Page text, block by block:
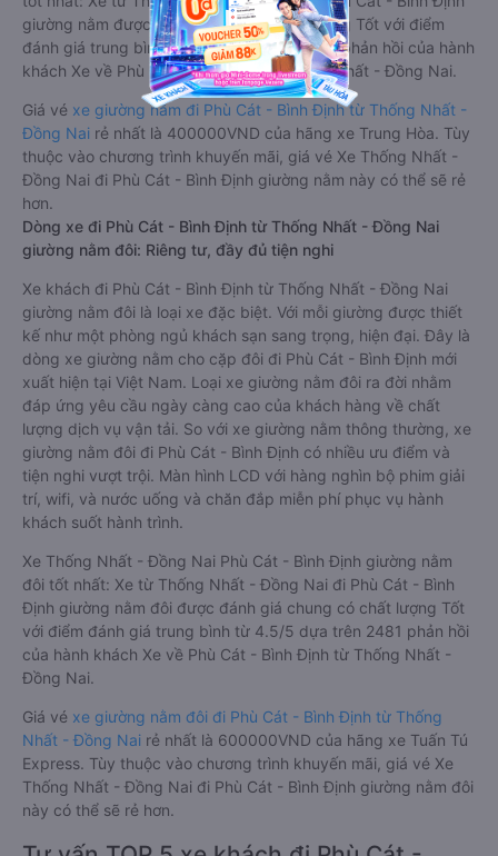
giường nằm được đánh giá chung chất lượng Tốt với điểm
đánh giá trung bình từ 4.0/5 dựa trên 1920 phản hồi của hành
khách Xe về Phù Cát - Bình Định từ Thống Nhất - Đồng Nai.
Giá vé xe giường nằm đi Phù Cát - Bình Định từ Thống Nhất -
Đồng Nai rẻ nhất là 400000VND của hãng xe Trung Hòa. Tùy
thuộc vào chương trình khuyến mãi, giá vé Xe Thống Nhất -
Đồng Nai đi Phù Cát - Bình Định giường nằm này có thể sẽ rẻ
hơn.
Dòng xe đi Phù Cát - Bình Định từ Thống Nhất - Đồng Nai
giường nằm đôi: Riêng tư, đầy đủ tiện nghi
Xe khách đi Phù Cát - Bình Định từ Thống Nhất - Đồng Nai
giường nằm đôi là loại xe đặc biệt. Với mỗi giường được thiết
kế như một phòng ngủ khách sạn sang trọng, hiện đại. Đây là
dòng xe giường nằm cho cặp đôi đi Phù Cát - Bình Định mới
xuất hiện tại Việt Nam. Loại xe giường nằm đôi ra đời nhằm
đáp ứng yêu cầu ngày càng cao của khách hàng về chất
lượng dịch vụ vận tải. So với xe giường nằm thông thường, xe
giường nằm đôi đi Phù Cát - Bình Định có nhiều ưu điểm và
tiện nghi vượt trội. Màn hình LCD với hàng nghìn bộ phim giải
trí, wifi, và nước uống và chăn đắp miễn phí phục vụ hành
khách suốt hành trình.
Xe Thống Nhất - Đồng Nai Phù Cát - Bình Định giường nằm
đôi tốt nhất: Xe từ Thống Nhất - Đồng Nai đi Phù Cát - Bình
Định giường nằm đôi được đánh giá chung có chất lượng Tốt
với điểm đánh giá trung bình từ 4.5/5 dựa trên 2481 phản hồi
của hành khách Xe về Phù Cát - Bình Định từ Thống Nhất -
Đồng Nai.
Giá vé xe giường nằm đôi đi Phù Cát - Bình Định từ Thống
Nhất - Đồng Nai rẻ nhất là 600000VND của hãng xe Tuấn Tú
Express. Tùy thuộc vào chương trình khuyến mãi, giá vé Xe
Thống Nhất - Đồng Nai đi Phù Cát - Bình Định giường nằm đôi
này có thể sẽ rẻ hơn.